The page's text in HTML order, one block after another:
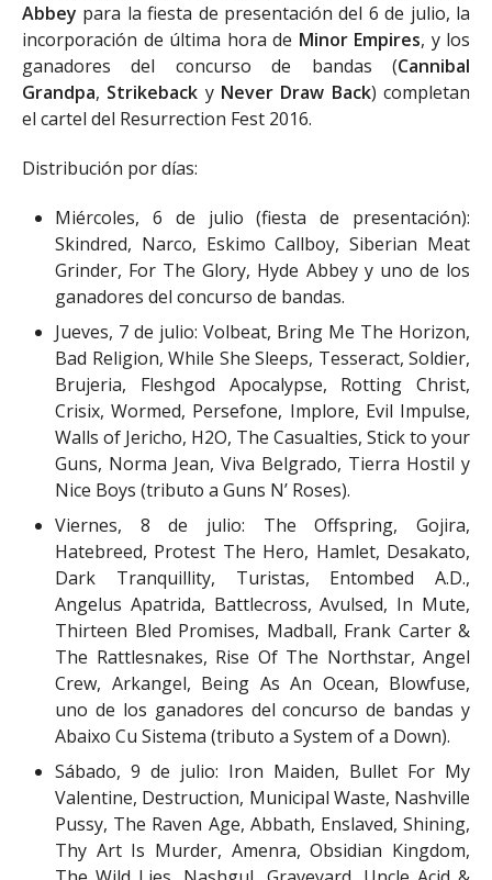
Abbey para la fiesta de presentación del 6 de julio, la
incorporación de última hora de Minor Empires, y los
ganadores del concurso de bandas (Cannibal
Grandpa, Strikeback y Never Draw Back) completan
el cartel del Resurrection Fest 2016.
Distribución por días:
Miércoles, 6 de julio (fiesta de presentación):
Skindred, Narco, Eskimo Callboy, Siberian Meat
Grinder, For The Glory, Hyde Abbey y uno de los
ganadores del concurso de bandas.
Jueves, 7 de julio: Volbeat, Bring Me The Horizon,
Bad Religion, While She Sleeps, Tesseract, Soldier,
Brujeria, Fleshgod Apocalypse, Rotting Christ,
Crisix, Wormed, Persefone, Implore, Evil Impulse,
Walls of Jericho, H2O, The Casualties, Stick to your
Guns, Norma Jean, Viva Belgrado, Tierra Hostil y
Nice Boys (tributo a Guns N’ Roses).
Viernes, 8 de julio: The Offspring, Gojira,
Hatebreed, Protest The Hero, Hamlet, Desakato,
Dark Tranquillity, Turistas, Entombed A.D.,
Angelus Apatrida, Battlecross, Avulsed, In Mute,
Thirteen Bled Promises, Madball, Frank Carter &
The Rattlesnakes, Rise Of The Northstar, Angel
Crew, Arkangel, Being As An Ocean, Blowfuse,
uno de los ganadores del concurso de bandas y
Abaixo Cu Sistema (tributo a System of a Down).
Sábado, 9 de julio: Iron Maiden, Bullet For My
Valentine, Destruction, Municipal Waste, Nashville
Pussy, The Raven Age, Abbath, Enslaved, Shining,
Thy Art Is Murder, Amenra, Obsidian Kingdom,